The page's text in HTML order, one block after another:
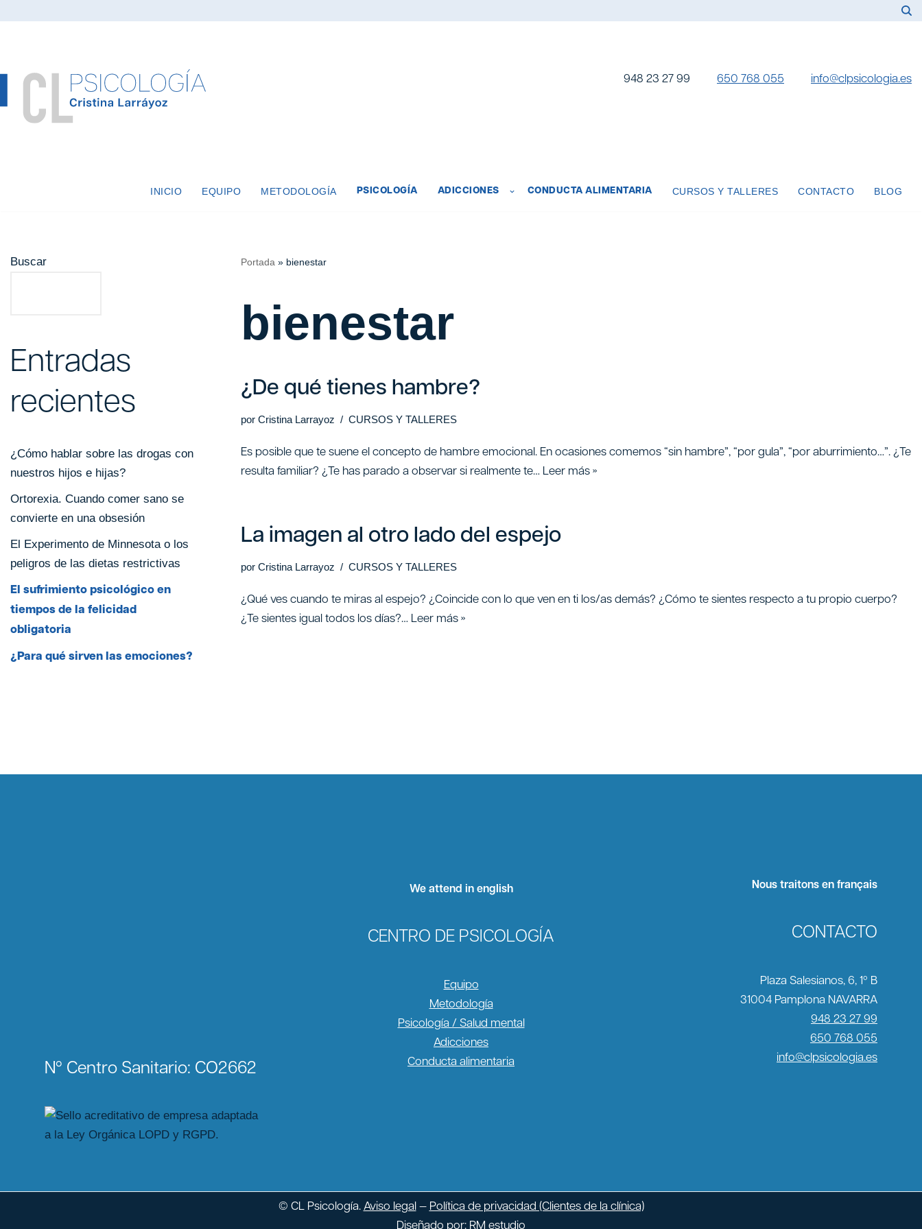
contenido
948 23 27 99 650 768 055 info@clpsicologia.es
INICIO EQUIPO METODOLOGÍA PSICOLOGÍA ADICCIONES CONDUCTA ALIMENTARIA CURSOS Y TALLERES CONTACTO BLOG
Buscar
Entradas
recientes
¿Cómo hablar sobre las drogas con
nuestros hijos e hijas?
Ortorexia. Cuando comer sano se
convierte en una obsesión
El Experimento de Minnesota o los
peligros de las dietas restrictivas
El sufrimiento psicológico en
tiempos de la felicidad
obligatoria
¿Para qué sirven las emociones?
Portada » bienestar
bienestar
¿De qué tienes hambre?
por Cristina Larrayoz CURSOS Y TALLERES
Es posible que te suene el concepto de hambre emocional. En ocasiones comemos “sin hambre”, “por gula”, “por aburrimiento…”. ¿Te
resulta familiar? ¿Te has parado a observar si realmente te… Leer más »
La imagen al otro lado del espejo
por Cristina Larrayoz CURSOS Y TALLERES
¿Qué ves cuando te miras al espejo? ¿Coincide con lo que ven en ti los/as demás? ¿Cómo te sientes respecto a tu propio cuerpo?
¿Te sientes igual todos los días?… Leer más »
Nº Centro Sanitario: CO2662
We attend in english
CENTRO DE PSICOLOGÍA
Equipo
Metodología
Psicología / Salud mental
Adicciones
Conducta alimentaria
Nous traitons en français
CONTACTO
Plaza Salesianos, 6, 1º B
31004 Pamplona NAVARRA
948 23 27 99
650 768 055
info@clpsicologia.es
© CL Psicología. Aviso legal — Política de privacidad (Clientes de la clínica)
Diseñado por: RM estudio